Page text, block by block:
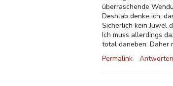
überraschende
Deshlab denke ich,
Sicherlich kein Juwel
Ich muss allerdings
total daneben. Daher
Permalink
Antworten